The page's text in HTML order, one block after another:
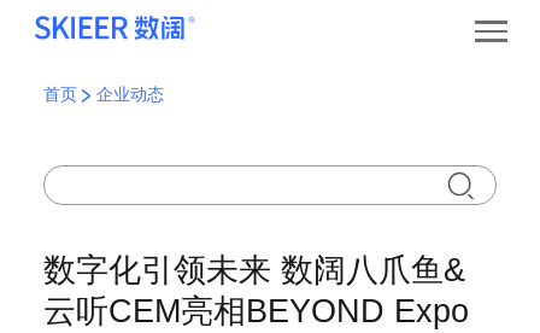
首页 企业动态
数字化引领未来 数阔八爪鱼&
云听CEM亮相BEYOND Expo